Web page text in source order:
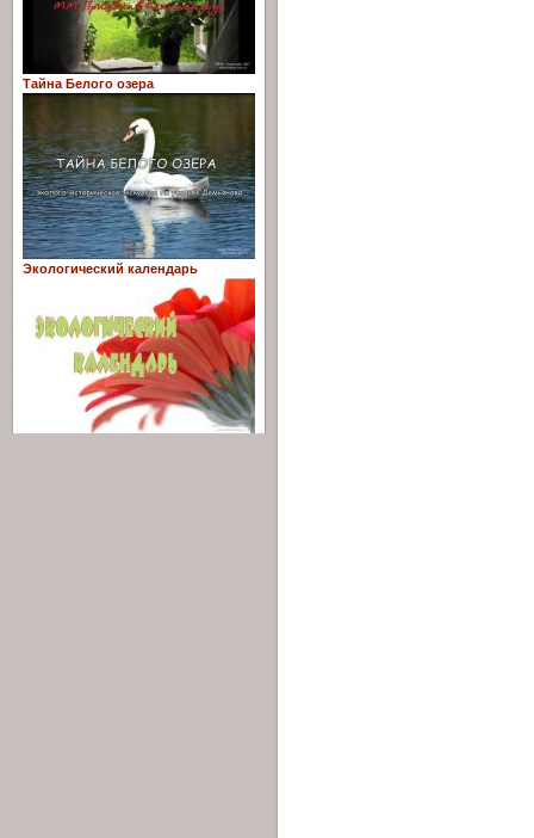
Тайна Белого озера
Экологический календарь